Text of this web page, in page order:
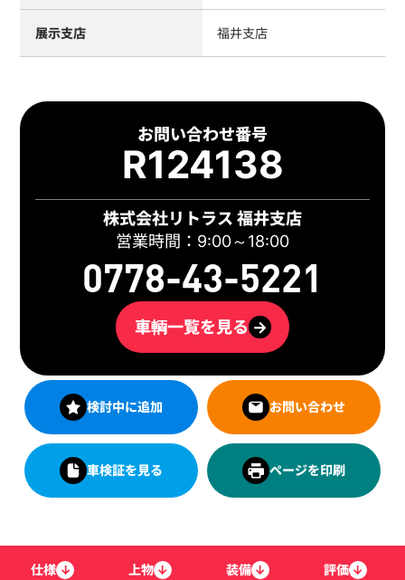
展示支店 福井支店
お問い合わせ番号
R124138
株式会社リトラス 福井支店
営業時間：9:00～18:00
0778-43-5221
車輌一覧を見る →
検討中に追加 お問い合わせ
車検証を見る ページを印刷
仕様 ↓ 上物 ↓ 装備 ↓ 評価 ↓